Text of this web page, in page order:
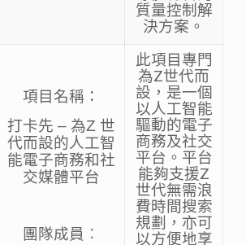
質量控制解
決方案。
項目名稱：
打卡先 – 為Z 世
代而設的人工智
能電子商務和社
交媒體平台
團隊成員︰
此項目專門
為Z世代而
設，是一個
以人工智能
驅動的電子
商務及社交
平台。平台
能夠支援Z
世代無需浪
費時間搜索
規劃，亦可
以方便地享